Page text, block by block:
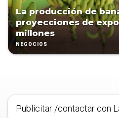
La producción de
proyecciones de
millones
NEGOCIOS
Publicitar /contactar con